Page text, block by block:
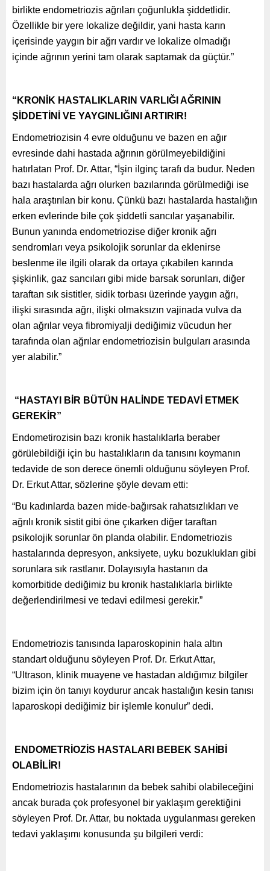
birlikte endometriozis ağrıları çoğunlukla şiddetlidir.
Özellikle bir yere lokalize değildir, yani hasta karın
içerisinde yaygın bir ağrı vardır ve lokalize olmadığı
içinde ağrının yerini tam olarak saptamak da güçtür.”
“KRONİK HASTALIKLARIN VARLIĞI AĞRININ
ŞİDDETİNİ VE YAYGINLIĞINI ARTIRIR!
Endometriozisin 4 evre olduğunu ve bazen en ağır
evresinde dahi hastada ağrının görülmeyebildiğini
hatırlatan Prof. Dr. Attar, “İşin ilginç tarafı da budur. Neden
bazı hastalarda ağrı olurken bazılarında görülmediği ise
hala araştırılan bir konu. Çünkü bazı hastalarda hastalığın
erken evlerinde bile çok şiddetli sancılar yaşanabilir.
Bunun yanında endometriozise diğer kronik ağrı
sendromları veya psikolojik sorunlar da eklenirse
beslenme ile ilgili olarak da ortaya çıkabilen karında
şişkinlik, gaz sancıları gibi mide barsak sorunları, diğer
taraftan sık sistitler, sidik torbası üzerinde yaygın ağrı,
ilişki sırasında ağrı, ilişki olmaksızın vajinada vulva da
olan ağrılar veya fibromiyalji dediğimiz vücudun her
tarafında olan ağrılar endometriozisin bulguları arasında
yer alabilir.”
“HASTAYI BİR BÜTÜN HALİNDE TEDAVİ ETMEK
GEREKİR”
Endometirozisin bazı kronik hastalıklarla beraber
görülebildiği için bu hastalıkların da tanısını koymanın
tedavide de son derece önemli olduğunu söyleyen Prof.
Dr. Erkut Attar, sözlerine şöyle devam etti:
“Bu kadınlarda bazen mide-bağırsak rahatsızlıkları ve
ağrılı kronik sistit gibi öne çıkarken diğer taraftan
psikolojik sorunlar ön planda olabilir. Endometriozis
hastalarında depresyon, anksiyete, uyku bozuklukları gibi
sorunlara sık rastlanır. Dolayısıyla hastanın da
komorbitide dediğimiz bu kronik hastalıklarla birlikte
değerlendirilmesi ve tedavi edilmesi gerekir.”
Endometriozis tanısında laparoskopinin hala altın
standart olduğunu söyleyen Prof. Dr. Erkut Attar,
“Ultrason, klinik muayene ve hastadan aldığımız bilgiler
bizim için ön tanıyı koydurur ancak hastalığın kesin tanısı
laparoskopi dediğimiz bir işlemle konulur” dedi.
ENDOMETRİOZİS HASTALARI BEBEK SAHİBİ
OLABİLİR!
Endometriozis hastalarının da bebek sahibi olabileceğini
ancak burada çok profesyonel bir yaklaşım gerektiğini
söyleyen Prof. Dr. Attar, bu noktada uygulanması gereken
tedavi yaklaşımı konusunda şu bilgileri verdi: